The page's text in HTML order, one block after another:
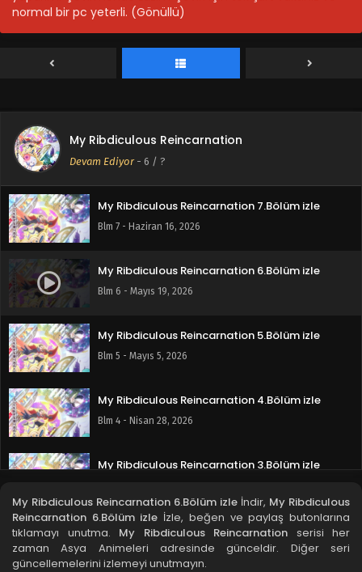
normal bir pc yeterli. (Gönüllü)
My Ribdiculous Reincarnation
Devam Ediyor- 6 / ?
My Ribdiculous Reincarnation 10.Bölüm izle
Blm 10 - Haziran 16, 2026
My Ribdiculous Reincarnation 9.Bölüm izle
My Ribdiculous Reincarnation 8.Bölüm izle
Blm 8 - Haziran 16, 2026
My Ribdiculous Reincarnation 7.Bölüm izle
Blm 7 - Haziran 16, 2026
My Ribdiculous Reincarnation 6.Bölüm izle
Blm 6 - Mayıs 19, 2026
My Ribdiculous Reincarnation 5.Bölüm izle
Blm 5 - Mayıs 5, 2026
My Ribdiculous Reincarnation 4.Bölüm izle
Blm 4 - Nisan 28, 2026
My Ribdiculous Reincarnation 3.Bölüm izle
My Ribdiculous Reincarnation 2.Bölüm izle
Blm 2 - Nisan 14, 2026
My Ribdiculous Reincarnation 6.Bölüm izle İndir, My Ribdiculous
Reincarnation 6.Bölüm izle İzle, beğen ve paylaş butonlarına
tıklamayı unutma. My Ribdiculous Reincarnation serisi her
zaman Asya Animeleri adresinde günceldir. Diğer seri
güncellemelerini izlemeyi unutmayın.